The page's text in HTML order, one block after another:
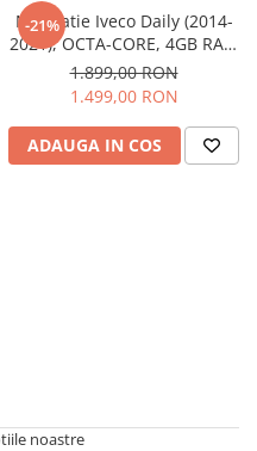
-21%
Navigatie Iveco Daily (2014-
2021), OCTA-CORE, 4GB RAM
64 GB ROM, Android 14, ecran
2K QLED 2000 X 1200 PX, 9.5
inch - ECARTECH
1.899,00 RON
1.499,00 RON
ADAUGA IN COS
noastre